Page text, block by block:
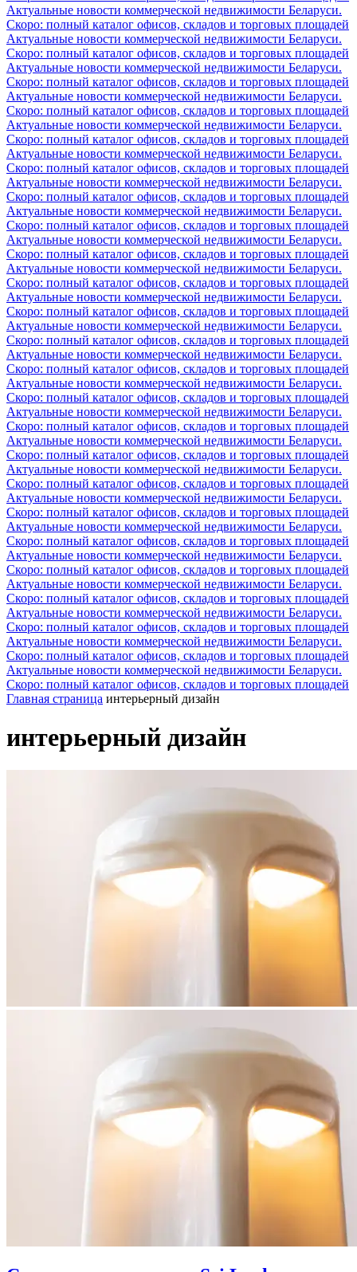
Актуальные новости коммерческой недвижимости Беларуси.
Скоро: полный каталог офисов, складов и торговых площадей
Актуальные новости коммерческой недвижимости Беларуси.
Скоро: полный каталог офисов, складов и торговых площадей
Актуальные новости коммерческой недвижимости Беларуси.
Скоро: полный каталог офисов, складов и торговых площадей
Актуальные новости коммерческой недвижимости Беларуси.
Скоро: полный каталог офисов, складов и торговых площадей
Актуальные новости коммерческой недвижимости Беларуси.
Скоро: полный каталог офисов, складов и торговых площадей
Актуальные новости коммерческой недвижимости Беларуси.
Скоро: полный каталог офисов, складов и торговых площадей
Актуальные новости коммерческой недвижимости Беларуси.
Скоро: полный каталог офисов, складов и торговых площадей
Актуальные новости коммерческой недвижимости Беларуси.
Скоро: полный каталог офисов, складов и торговых площадей
Актуальные новости коммерческой недвижимости Беларуси.
Скоро: полный каталог офисов, складов и торговых площадей
Актуальные новости коммерческой недвижимости Беларуси.
Скоро: полный каталог офисов, складов и торговых площадей
Актуальные новости коммерческой недвижимости Беларуси.
Скоро: полный каталог офисов, складов и торговых площадей
Актуальные новости коммерческой недвижимости Беларуси.
Скоро: полный каталог офисов, складов и торговых площадей
Актуальные новости коммерческой недвижимости Беларуси.
Скоро: полный каталог офисов, складов и торговых площадей
Актуальные новости коммерческой недвижимости Беларуси.
Скоро: полный каталог офисов, складов и торговых площадей
Актуальные новости коммерческой недвижимости Беларуси.
Скоро: полный каталог офисов, складов и торговых площадей
Актуальные новости коммерческой недвижимости Беларуси.
Скоро: полный каталог офисов, складов и торговых площадей
Актуальные новости коммерческой недвижимости Беларуси.
Скоро: полный каталог офисов, складов и торговых площадей
Актуальные новости коммерческой недвижимости Беларуси.
Скоро: полный каталог офисов, складов и торговых площадей
Актуальные новости коммерческой недвижимости Беларуси.
Скоро: полный каталог офисов, складов и торговых площадей
Актуальные новости коммерческой недвижимости Беларуси.
Скоро: полный каталог офисов, складов и торговых площадей
Актуальные новости коммерческой недвижимости Беларуси.
Скоро: полный каталог офисов, складов и торговых площадей
Актуальные новости коммерческой недвижимости Беларуси.
Скоро: полный каталог офисов, складов и торговых площадей
Актуальные новости коммерческой недвижимости Беларуси.
Скоро: полный каталог офисов, складов и торговых площадей
Актуальные новости коммерческой недвижимости Беларуси.
Скоро: полный каталог офисов, складов и торговых площадей
Главная страница интерьерный дизайн
интерьерный дизайн